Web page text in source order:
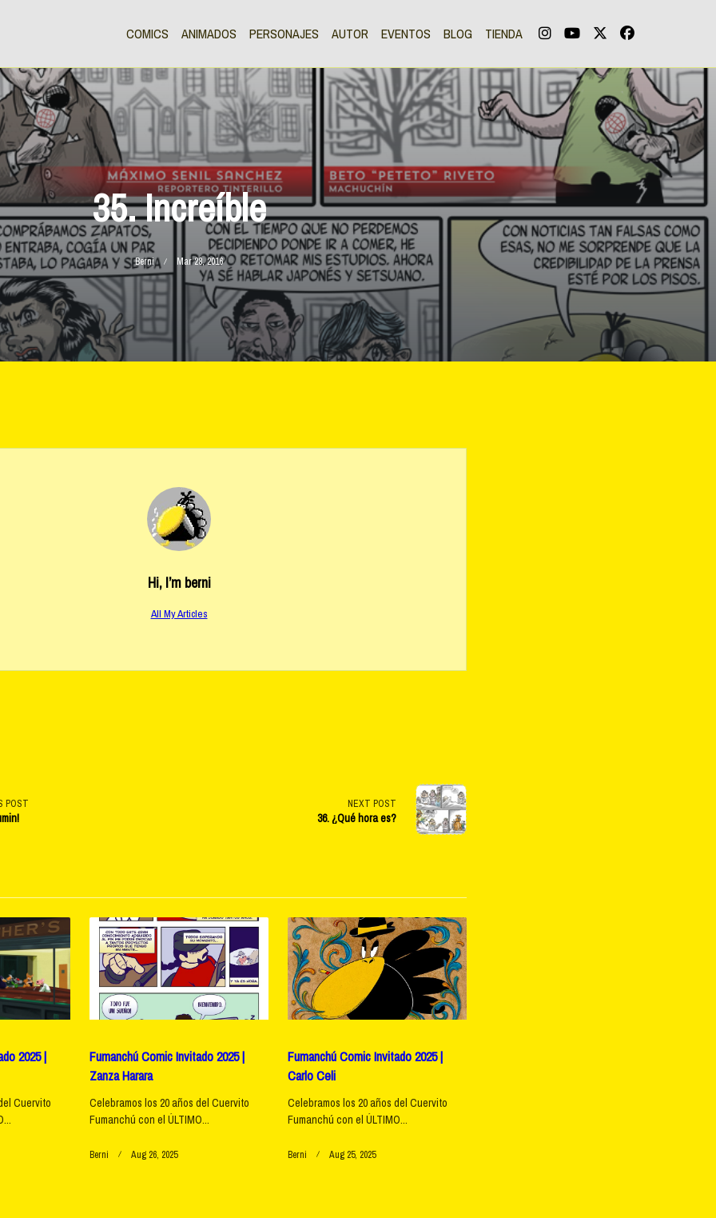
COMICS ANIMADOS PERSONAJES AUTOR EVENTOS BLOG TIENDA
35. Increíble
Berni Mar 28, 2016
Hi, I’m berni
All My Articles
span>
POST NEXT POST
36. ¿Qué hora es?
2025 |
Cuervito
Fumanchú Comic Invitado 2025 |
Zanza Harara
Celebramos los 20 años del Cuervito
Fumanchú con el ÚLTIMO...
Berni Aug 26, 2025
Fumanchú Comic Invitado 2025 |
Carlo Celi
Celebramos los 20 años del Cuervito
Fumanchú con el ÚLTIMO...
Berni Aug 25, 2025